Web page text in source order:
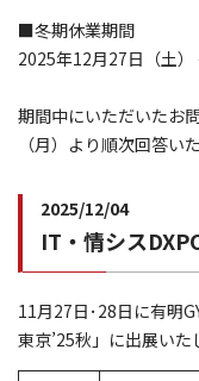
■冬期休業期間
2025年12月27日（土）
期間中にいただいたお
（月）より順次回答い
2025/12/04
IT・情シス
11月27日･28日に有明
東京’25秋」に出展いた